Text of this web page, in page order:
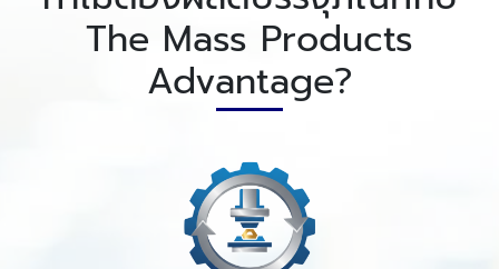
The Mass Products
Advantage?